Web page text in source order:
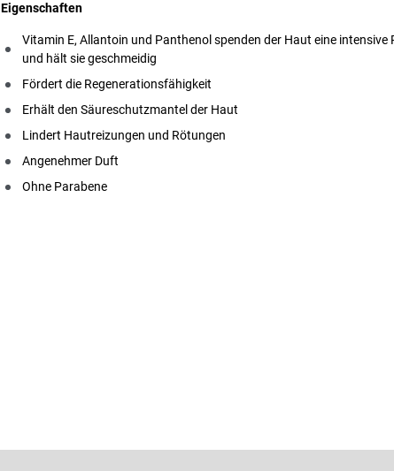
Eigenschaften
Vitamin E, Allantoin und Panthenol spenden der Haut eine
und hält sie geschmeidig
Fördert die Regenerationsfähigkeit
Erhält den Säureschutzmantel der Haut
Lindert Hautreizungen und Rötungen
Angenehmer Duft
Ohne Parabene